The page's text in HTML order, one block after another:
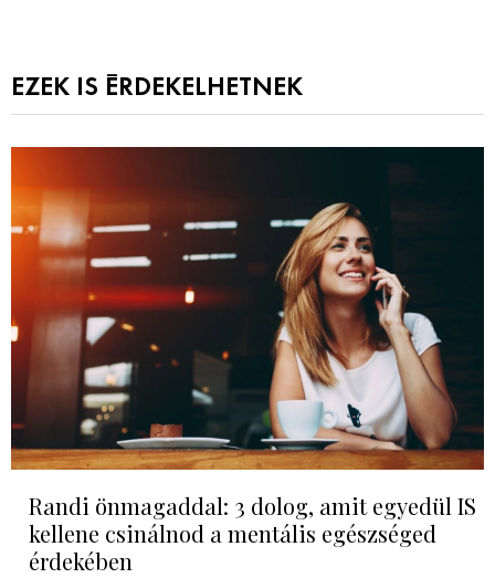
EZEK IS ÉRDEKELHETNEK
Randi önmagaddal: 3 dolog, amit egyedül IS
kellene csinálnod a mentális egészséged
érdekében